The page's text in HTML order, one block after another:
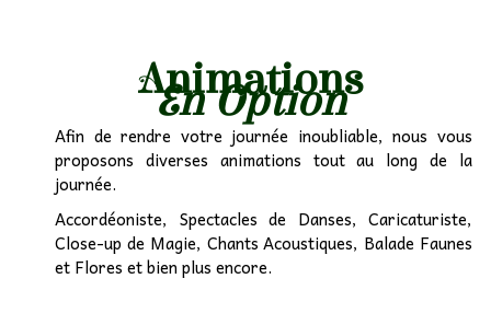
Animations
En Option
Afin de rendre votre journée inoubliable, nous vous
proposons diverses animations tout au long de la
journée.
Accordéoniste, Spectacles de Danses, Caricaturiste,
Close-up de Magie, Chants Acoustiques, Balade Faunes
et Flores et bien plus encore.